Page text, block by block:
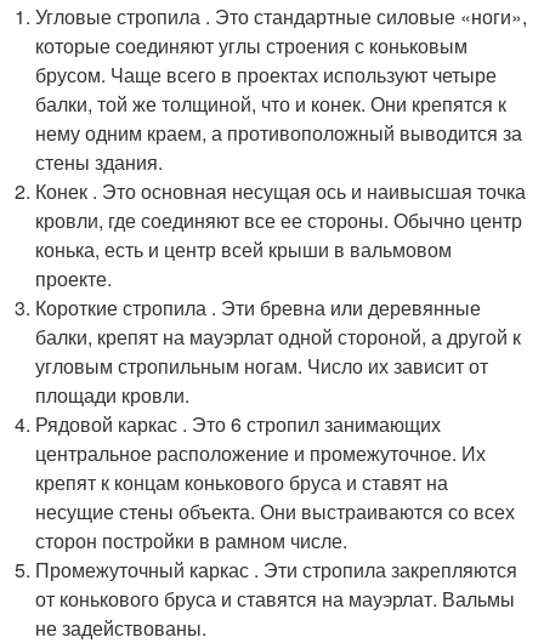
Угловые стропила . Это стандартные силовые «ноги»,
которые соединяют углы строения с коньковым
брусом. Чаще всего в проектах используют четыре
балки, той же толщиной, что и конек. Они крепятся к
нему одним краем, а противоположный выводится за
стены здания.
Конек . Это основная несущая ось и наивысшая точка
кровли, где соединяют все ее стороны. Обычно центр
конька, есть и центр всей крыши в вальмовом
проекте.
Короткие стропила . Эти бревна или деревянные
балки, крепят на мауэрлат одной стороной, а другой к
угловым стропильным ногам. Число их зависит от
площади кровли.
Рядовой каркас . Это 6 стропил занимающих
центральное расположение и промежуточное. Их
крепят к концам конькового бруса и ставят на
несущие стены объекта. Они выстраиваются со всех
сторон постройки в рамном числе.
Промежуточный каркас . Эти стропила закрепляются
от конькового бруса и ставятся на мауэрлат. Вальмы
не задействованы.